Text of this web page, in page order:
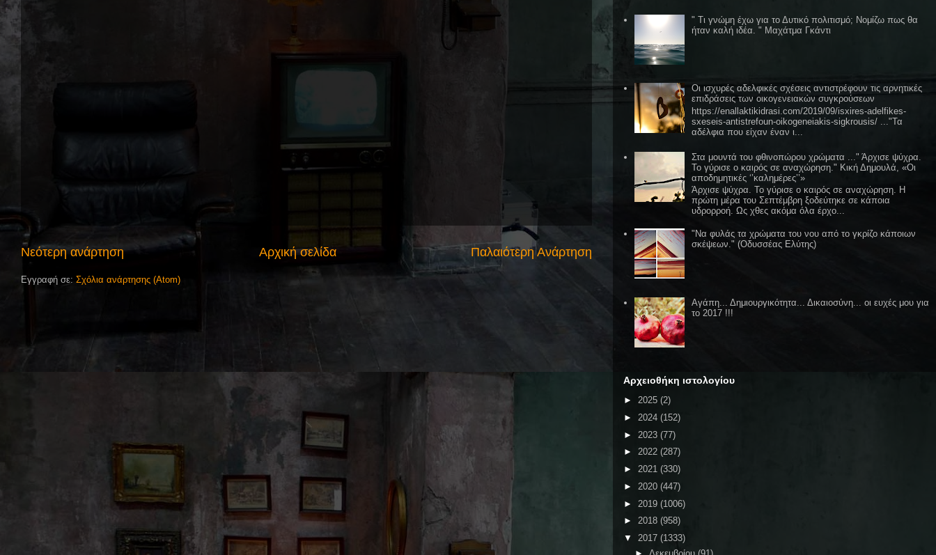
Νεότερη ανάρτηση Παλαιότερη Ανάρτηση
Αρχική σελίδα
Εγγραφή σε: Σχόλια ανάρτησης (Atom)
" Τι γνώμη έχω για το Δυτικό πολιτισμό; Νομίζω πως θα
ήταν καλή ιδέα. " Μαχάτμα Γκάντι
Οι ισχυρές αδελφικές σχέσεις αντιστρέφουν τις αρνητικές
επιδράσεις των οικογενειακών συγκρούσεων
https://enallaktikidrasi.com/2019/09/isxires-adelfikes-
sxeseis-antistrefoun-oikogeneiakis-sigkrousis/ ..."Τα
αδέλφια που είχαν έναν ι...
Στα μουντά του φθινοπώρου χρώματα ..." Άρχισε ψύχρα.
Το γύρισε ο καιρός σε αναχώρηση." Κική Δημουλά, «Οι
αποδημητικές ‘’καλημέρες’’»
Άρχισε ψύχρα. Το γύρισε ο καιρός σε αναχώρηση. Η
πρώτη μέρα του Σεπτέμβρη ξοδεύτηκε σε κάποια
υδρορροή. Ως χθες ακόμα όλα έρχο...
"Να φυλάς τα χρώματα του νου από το γκρίζο κάποιων
σκέψεων." (Οδυσσέας Ελύτης)
Αγάπη... Δημιουργικότητα... Δικαιοσύνη... οι ευχές μου για
το 2017 !!!
Αρχειοθήκη ιστολογίου
► 2025 (2)
► 2024 (152)
► 2023 (77)
► 2022 (287)
► 2021 (330)
► 2020 (447)
► 2019 (1006)
► 2018 (958)
▼ 2017 (1333)